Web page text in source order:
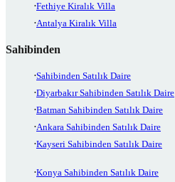
Fethiye Kiralık Villa
Antalya Kiralık Villa
Sahibinden
Sahibinden Satılık Daire
Diyarbakır Sahibinden Satılık Daire
Batman Sahibinden Satılık Daire
Ankara Sahibinden Satılık Daire
Kayseri Sahibinden Satılık Daire
Konya Sahibinden Satılık Daire